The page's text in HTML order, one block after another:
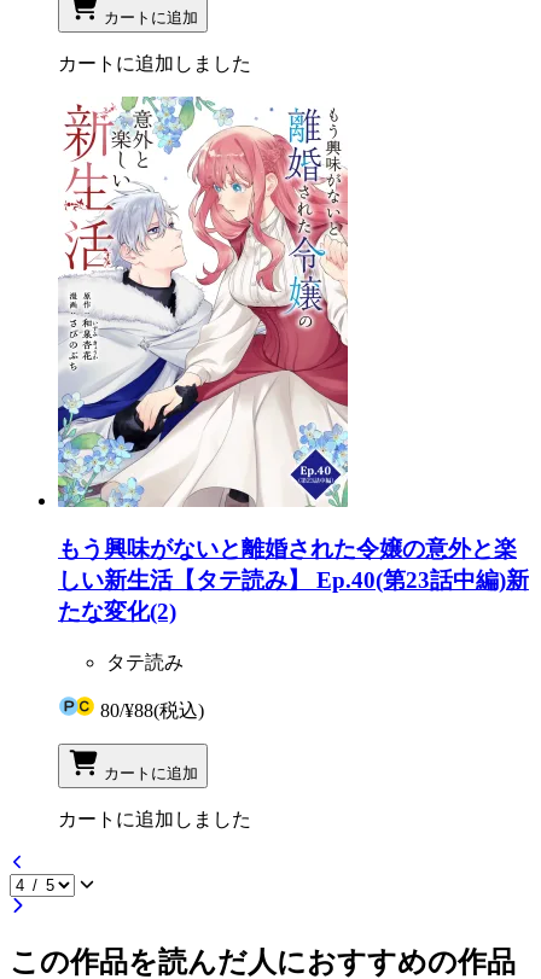
カートに追加
カートに追加しました
もう興味がないと離婚された令嬢の意外と楽
しい新生活【タテ読み】 Ep.40(第23話中編)新
たな変化(2)
タテ読み
80/¥88(税込)
カートに追加
カートに追加しました
この作品を読んだ人におすすめの作品